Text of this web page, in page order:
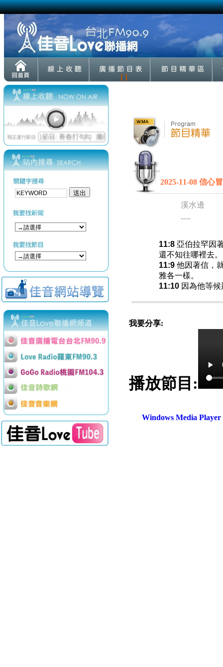
[ ]
2025-11-08 信心
溪水邊
----
11:8亞伯拉罕因
還不知往哪裡去。
11:9他因著信，
雅各一樣。
11:10因為他等候
我要分享:
播放節目:
Windows Media